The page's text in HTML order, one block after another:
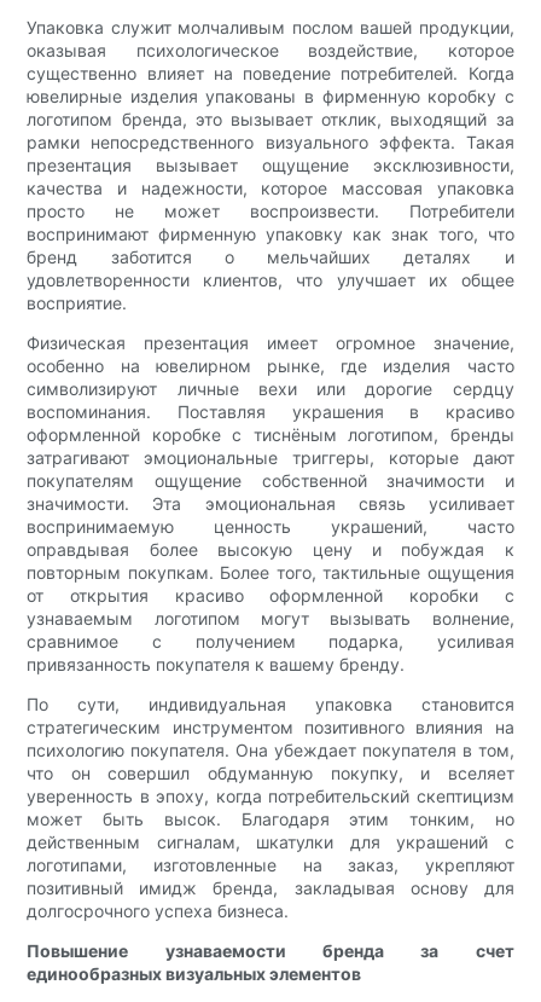
Упаковка служит молчаливым послом вашей продукции,
оказывая психологическое воздействие, которое
существенно влияет на поведение потребителей. Когда
ювелирные изделия упакованы в фирменную коробку с
логотипом бренда, это вызывает отклик, выходящий за
рамки непосредственного визуального эффекта. Такая
презентация вызывает ощущение эксклюзивности,
качества и надежности, которое массовая упаковка
просто не может воспроизвести. Потребители
воспринимают фирменную упаковку как знак того, что
бренд заботится о мельчайших деталях и
удовлетворенности клиентов, что улучшает их общее
восприятие.
Физическая презентация имеет огромное значение,
особенно на ювелирном рынке, где изделия часто
символизируют личные вехи или дорогие сердцу
воспоминания. Поставляя украшения в красиво
оформленной коробке с тиснёным логотипом, бренды
затрагивают эмоциональные триггеры, которые дают
покупателям ощущение собственной значимости и
значимости. Эта эмоциональная связь усиливает
воспринимаемую ценность украшений, часто
оправдывая более высокую цену и побуждая к
повторным покупкам. Более того, тактильные ощущения
от открытия красиво оформленной коробки с
узнаваемым логотипом могут вызывать волнение,
сравнимое с получением подарка, усиливая
привязанность покупателя к вашему бренду.
По сути, индивидуальная упаковка становится
стратегическим инструментом позитивного влияния на
психологию покупателя. Она убеждает покупателя в том,
что он совершил обдуманную покупку, и вселяет
уверенность в эпоху, когда потребительский скептицизм
может быть высок. Благодаря этим тонким, но
действенным сигналам, шкатулки для украшений с
логотипами, изготовленные на заказ, укрепляют
позитивный имидж бренда, закладывая основу для
долгосрочного успеха бизнеса.
Повышение узнаваемости бренда за счет
единообразных визуальных элементов